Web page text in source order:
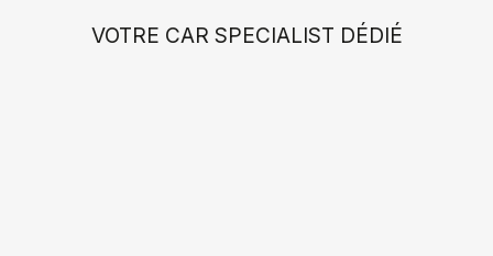
VOTRE CAR SPECIALIST DÉDIÉ